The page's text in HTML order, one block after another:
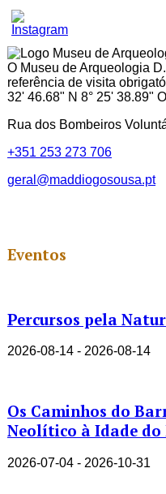
Set
Youtube
Channel
ID
O Museu de Arqueologia
referência de visita
32' 46.68" N 8° 25' 38.89" O
Rua dos Bombeiros
+351 253 273 706
geral@maddiogosousa.pt
Eventos
Percursos pela
2026-08-14 - 2026-08-14
Os Caminhos do
Neolítico à Idade do
2026-07-04 - 2026-10-31